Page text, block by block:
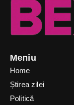
Meniu
Home
Știrea zilei
Politică